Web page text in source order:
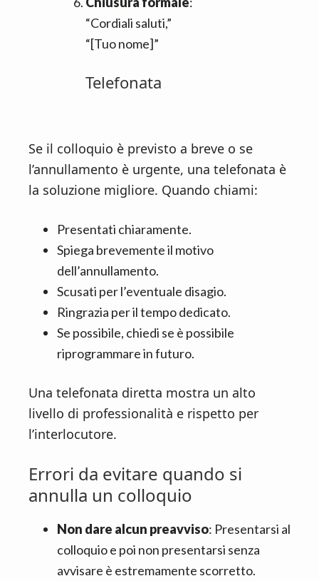
“Cordiali saluti,”
“[Tuo nome]”
Telefonata
Se il colloquio è previsto a breve o se
l’annullamento è urgente, una telefonata è
la soluzione migliore. Quando chiami:
Presentati chiaramente.
Spiega brevemente il motivo
dell’annullamento.
Scusati per l’eventuale disagio.
Ringrazia per il tempo dedicato.
Se possibile, chiedi se è possibile
riprogrammare in futuro.
Una telefonata diretta mostra un alto
livello di professionalità e rispetto per
l’interlocutore.
Errori da evitare quando si
annulla un colloquio
Non dare alcun preavviso: Presentarsi al
colloquio e poi non presentarsi senza
avvisare è estremamente scorretto.